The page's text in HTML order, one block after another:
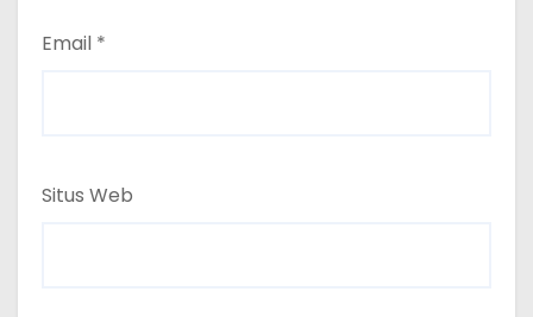
Email *
Situs Web